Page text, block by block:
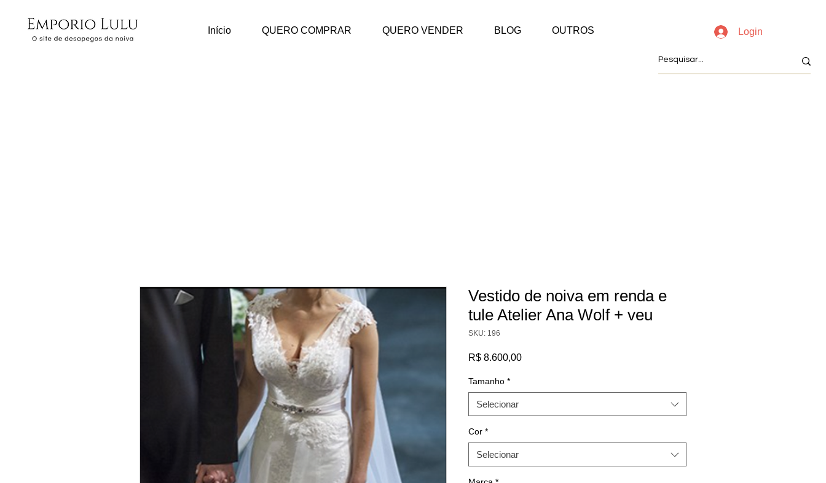
Início QUERO COMPRAR QUERO VENDER BLOG OUTROS Login
Vestido de noiva em renda e
tule Atelier Ana Wolf + veu
SKU: 196
R$ 8.600,00Preço
Tamanho *
Selecionar
Cor *
Selecionar